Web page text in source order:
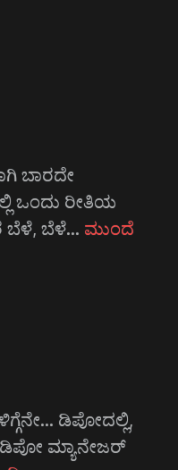
ಬಾರದೇ
ಒಂದು ರೀತಿಯ
ಬೆಳೆ, ಬೆಳೆ… ಮುಂದೆ
ಡಿಪೋದಲ್ಲಿ,
ಡಿಪೋ ಮ್ಯಾನೇಜರ್